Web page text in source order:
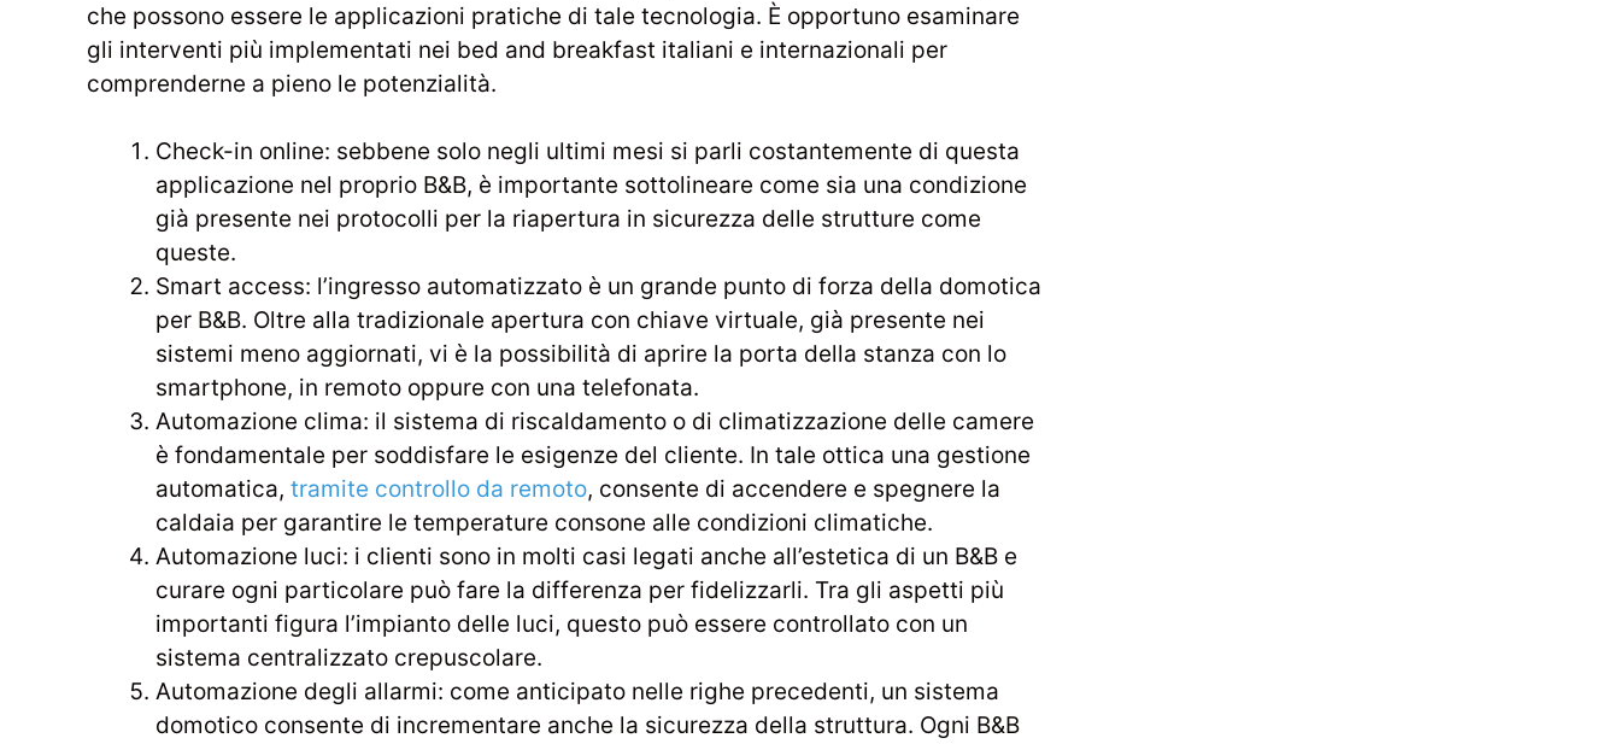
che possono essere le applicazioni pratiche di tale tecnologia. È opportuno esaminare
gli interventi più implementati nei bed and breakfast italiani e internazionali per
comprenderne a pieno le potenzialità.
Check-in online: sebbene solo negli ultimi mesi si parli costantemente di questa
applicazione nel proprio B&B, è importante sottolineare come sia una condizione
già presente nei protocolli per la riapertura in sicurezza delle strutture come
queste.
Smart access: l’ingresso automatizzato è un grande punto di forza della domotica
per B&B. Oltre alla tradizionale apertura con chiave virtuale, già presente nei
sistemi meno aggiornati, vi è la possibilità di aprire la porta della stanza con lo
smartphone, in remoto oppure con una telefonata.
Automazione clima: il sistema di riscaldamento o di climatizzazione delle camere
è fondamentale per soddisfare le esigenze del cliente. In tale ottica una gestione
automatica, tramite controllo da remoto, consente di accendere e spegnere la
caldaia per garantire le temperature consone alle condizioni climatiche.
Automazione luci: i clienti sono in molti casi legati anche all’estetica di un B&B e
curare ogni particolare può fare la differenza per fidelizzarli. Tra gli aspetti più
importanti figura l’impianto delle luci, questo può essere controllato con un
sistema centralizzato crepuscolare.
Automazione degli allarmi: come anticipato nelle righe precedenti, un sistema
domotico consente di incrementare anche la sicurezza della struttura. Ogni B&B